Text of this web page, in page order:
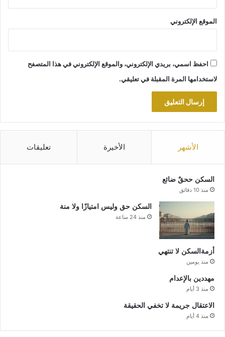
الموقع الإلكتروني
احفظ اسمي، بريدي الإلكتروني، والموقع الإلكتروني في هذا المتصفح
لاستخدامها المرة المقبلة في تعليقي.
الأشهر الأخيرة تعليقات
السكن ححقٌ ضائع
منذ 10 دقائق
السكن حق وليس امتيازًا ولا منة
منذ 24 ساعة
أزمةالسكن لا تنتهي
منذ يومين
مهددين بالإعدام
منذ 3 أيام
الاعتقال جريمة لا تخفي الحقيقة
منذ 4 أيام